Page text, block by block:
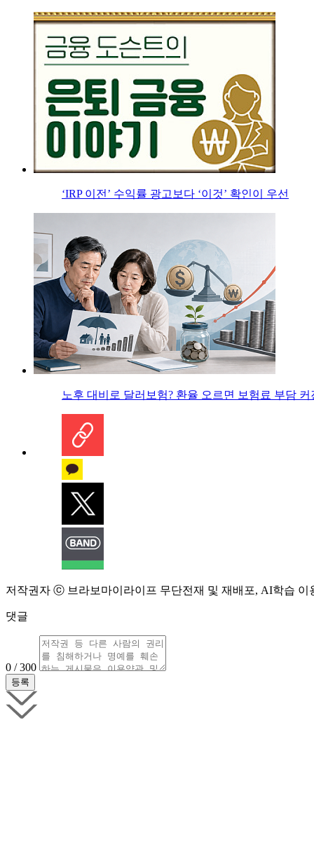
‘IRP 이전’ 수익률 광고보다 ‘이것’ 확인이 우선
노후 대비로 달러보험? 환율 오르면 보험료 부담 커
저작권자 ⓒ 브라보마이라이프 무단전재 및 재배포, AI학습 이
댓글
0 / 300